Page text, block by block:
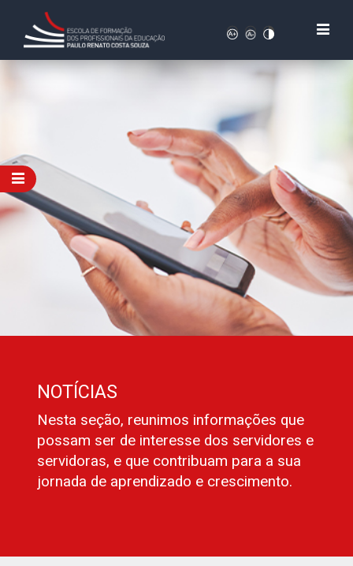
NOTÍCIAS
Nesta seção, reunimos informações que
possam ser de interesse dos servidores e
servidoras, e que contribuam para a sua
jornada de aprendizado e crescimento.